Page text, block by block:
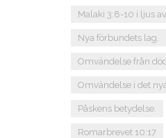
Malaki 3:8-10 i ljus
Nya förbundets lag.
Omvändelse från
Omvändelse i det
Påskens betydelse.
Romarbrevet 10:17